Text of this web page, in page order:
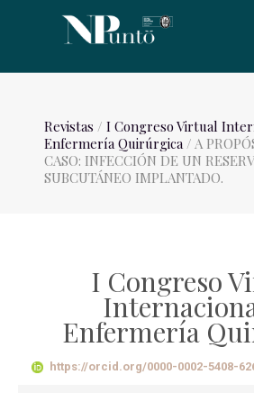
Revistas / I Congreso Virtual
Enfermería Quirúrgica/ A
CASO: INFECCIÓN DE UN
SUBCUTÁNEO IMPLANTADO.
I Congreso
Enfermería
https://orcid.org/0000-0002-5408-